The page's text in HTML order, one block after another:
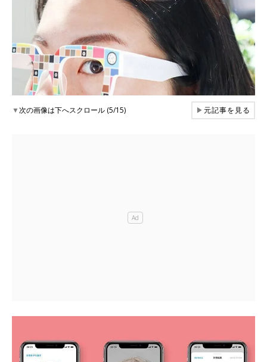
▼次の画像は下へスクロール (5/15) ▶元記事を見る